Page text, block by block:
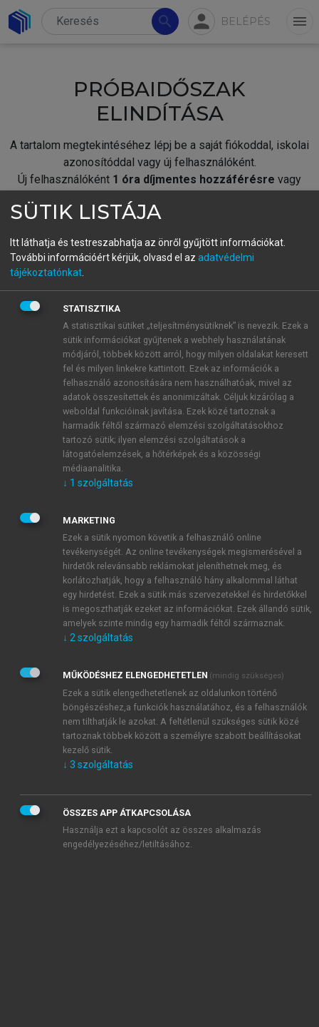
search person BELÉPÉS menu
PRÓBAIDŐSZAK
ELINDÍTÁSA
A tartalom megtekintéséhez lépj be a saját fiókoddal, iskolai
azonosítóddal vagy új felhasználóként.
Új felhasználóként 1 óra díjmentes hozzáférésre vagy
fiókoddal,vagy hozz létre új fiókot.
A regisztráció után apróbaidőszakautomatikusan
BELÉPÉS SAJÁT FIÓKKAL
ÚJ FIÓK LÉTREHOZÁSA
1 óra díjmentes hozzáférés
E-MAIL-CÍM
JELSZÓ
JELSZÓ ÚJRA
Kérek értesítést a MeRSZ újdonságairól, akcióiról.
Kérek értesítést az Akadémiai Kiadó Zrt. újdonságairól,
Adatkezelési tájékoztatóbanfoglaltakat tudomásul
veszem és elfogadom.
Általános vásárlási feltételeket, valamint a szotar.netés a
mersz.huoldalak licencszerződéseiben foglaltakat
tudomásul veszem és elfogadom.
KIPRÓBÁLOM
SÜTIK LISTÁJA
Itt láthatja és testreszabhatja az önről gyűjtött információkat.
További információért kérjük, olvasd el az adatvédelmi
tájékoztatónkat
STATISZTIKA
A statisztikai sütiket „teljesítménysütiknek” is nevezik. Ezek a
sütik információkat gyűjtenek a webhely használatának
módjáról, többek között arról, hogy milyen oldalakat keresett
fel és milyen linkekre kattintott. Ezek az információk a
felhasználó azonosítására nem használhatóak, mivel az
adatok összesítettek és anonimizáltak. Céljuk kizárólag a
weboldal funkcióinak javítása. Ezek közé tartoznak a
harmadik féltől származó elemzési szolgáltatásokhoz
tartozó sütik; ilyen elemzési szolgáltatások a
látogatóelemzések, a hőtérképek és a közösségi
médiaanalitika.
↓ 1 szolgáltatás
MARKETING
Ezek a sütik nyomon követik a felhasználó online
tevékenységét. Az online tevékenységek megismerésével a
hirdetők relevánsabb reklámokat jeleníthetnek meg, és
korlátozhatják, hogy a felhasználó hány alkalommal láthat
egy hirdetést. Ezek a sütik más szervezetekkel és hirdetőkkel
is megoszthatják ezeket az információkat. Ezek állandó sütik,
amelyek szinte mindig egy harmadik féltől származnak.
↓ 2 szolgáltatás
MŰKÖDÉSHEZ ELENGEDHETETLEN (mindig szükséges)
Ezek a sütik elengedhetetlenek az oldalunkon történő
böngészéshez,a funkciók használatához, és a felhasználók
nem tilthatják le azokat. A feltétlenül szükséges sütik közé
tartoznak többek között a személyre szabott beállításokat
kezelő sütik.
↓ 3 szolgáltatás
ÖSSZES APP ÁTKAPCSOLÁSA
Használja ezt a kapcsolót az összes alkalmazás
engedélyezéséhez/letiltásához.